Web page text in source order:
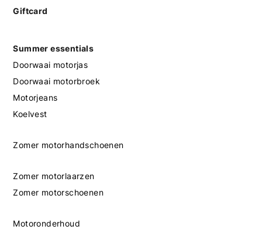
Giftcard
Summer essentials
Doorwaai motorjas
Doorwaai motorbroek
Motorjeans
Koelvest
Zomer motorhandschoenen
Zomer motorlaarzen
Zomer motorschoenen
Motoronderhoud